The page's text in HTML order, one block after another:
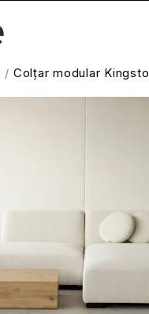
/ Colțar modular